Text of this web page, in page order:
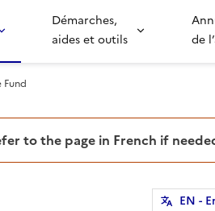
Démarches,
aides et outils
de
to the page in French if
EN -